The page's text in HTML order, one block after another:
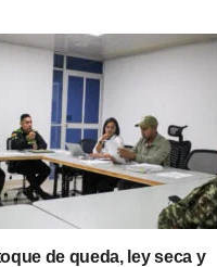
de queda, ley seca y